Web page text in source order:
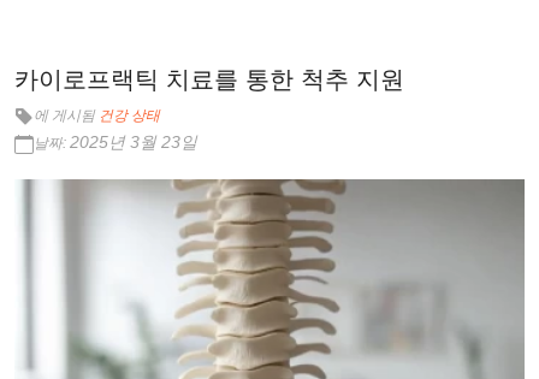
카이로프랙틱 치료를 통한 척추 지원
에 게시됨 건강 상태
날짜: 2025년 3월 23일